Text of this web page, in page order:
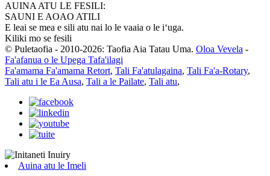
AUINA ATU LE FESILI:
SAUNI E AOAO ATILI
E leai se mea e sili atu nai lo le vaaia o le iʻuga.
Kiliki mo se fesili
© Puletaofia - 2010-2026: Taofia Aia Tatau Uma. Oloa Vevela -
Fa'afanua o le Upega Tafa'ilagi
Fa'amama Fa'amama Retort, Tali Fa'atulagaina, Tali Fa'a-Rotary,
Tali atu i le Ea Ausa, Tali a le Pailate, Tali atu,
Auina atu le Imeli